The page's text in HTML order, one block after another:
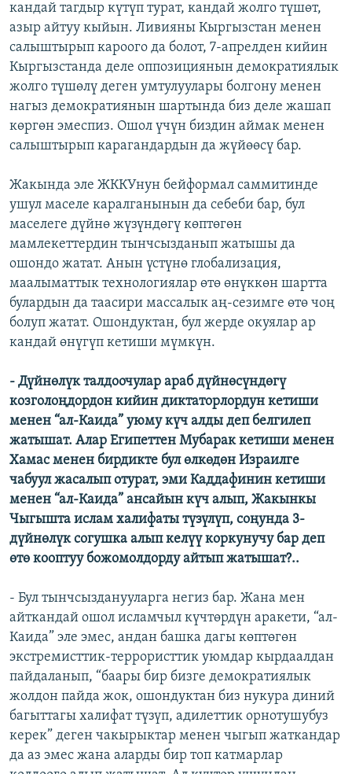
кандай тагдыр күтүп турат, кандай жолго түшөт,
азыр айтуу кыйын. Ливияны Кыргызстан менен
салыштырып кароого да болот, 7-апрелден кийин
Кыргызстанда деле оппозициянын демократиялык
жолго түшөлү деген умтулуулары болгону менен
нагыз демократиянын шартында биз деле жашап
көргөн эмеспиз. Ошол үчүн биздин аймак менен
салыштырып карагандардын да жүйөөсү бар.
Жакында эле ЖККУнун бейформал саммитинде
ушул маселе каралганынын да себеби бар, бул
маселеге дүйнө жүзүндөгү көптөгөн
мамлекеттердин тынчсызданып жатышы да
ошондо жатат. Анын үстүнө глобализация,
маалыматтык технологиялар өтө өнүккөн шартта
булардын да таасири массалык аң-сезимге өтө чоң
болуп жатат. Ошондуктан, бул жерде окуялар ар
кандай өнүгүп кетиши мүмкүн.
- Дүйнөлүк талдоочулар араб дүйнөсүндөгү
козголоңдордон кийин диктаторлордун кетиши
менен “ал-Каида” уюму күч алды деп белгилеп
жатышат. Алар Египеттен Мубарак кетиши менен
Хамас менен бирдикте бул өлкөдөн Израилге
чабуул жасалып отурат, эми Каддафинин кетиши
менен “ал-Каида” ансайын күч алып, Жакынкы
Чыгышта ислам халифаты түзүлүп, соңунда 3-
дүйнөлүк согушка алып келүү коркунучу бар деп
өтө кооптуу божомолдорду айтып жатышат?..
- Бул тынчсызданууларга негиз бар. Жана мен
айткандай ошол исламчыл күчтөрдүн аракети, “ал-
Каида” эле эмес, андан башка дагы көптөгөн
экстремисттик-террористтик уюмдар кырдаалдан
пайдаланып, “баары бир бизге демократиялык
жолдон пайда жок, ошондуктан биз нукура диний
багыттагы халифат түзүп, адилеттик орнотушубуз
керек” деген чакырыктар менен чыгып жаткандар
да аз эмес жана аларды бир топ катмарлар